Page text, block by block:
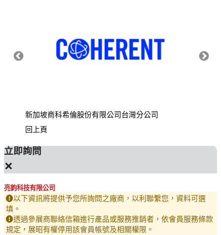
新加坡商科希倫股份有限公司台灣分公司
回上頁
立即詢問
×
亮鈞科技有限公司
以下資訊將提供予您所詢問之廠商，以利聯繫您，資料可選
填。
透過參展商聯絡信箱進行產品或服務推銷者，依會員服務條款
規定，展昭有權停用該會員帳號及相關權限。